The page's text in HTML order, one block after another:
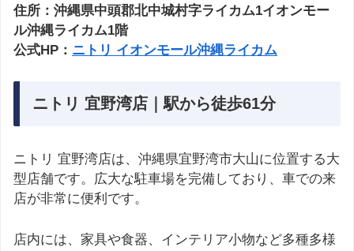
住所：沖縄県中頭郡北中城村字ライカム1イオンモー
ル沖縄ライカム1階
公式HP： ニトリ イオンモール沖縄ライカム
ニトリ 宜野湾店｜駅から徒歩61分
ニトリ 宜野湾店は、沖縄県宜野湾市大山に位置する大
型店舗です。広大な駐車場を完備しており、車での来
店が非常に便利です。
店内には、家具や食器、インテリア小物など多種多様